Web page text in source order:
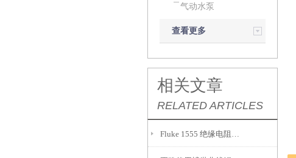
气动水泵
查看更多
相关文章
RELATED ARTICLES